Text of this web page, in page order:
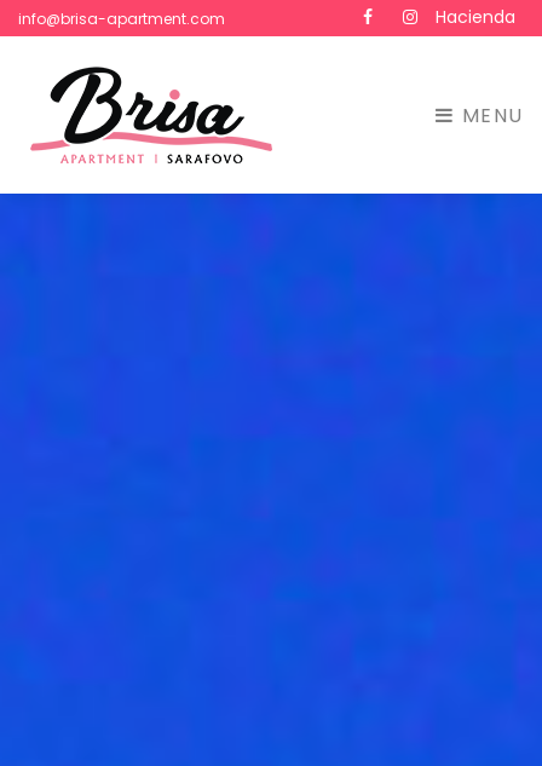
info@brisa-apartment.com FacebookInstagram
Hacienda
MENU